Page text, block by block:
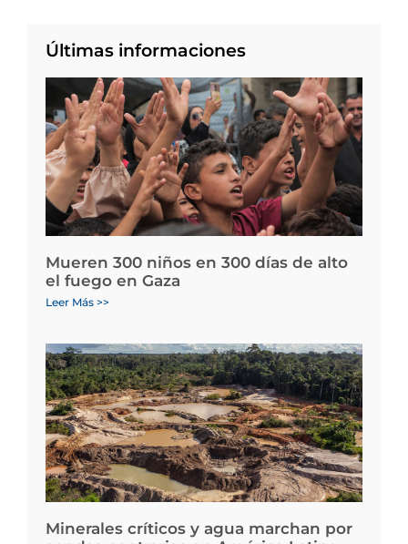
Últimas informaciones
Mueren 300 niños en 300 días de alto
el fuego en Gaza
Leer Más >>
Minerales críticos y agua marchan por